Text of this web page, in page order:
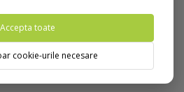
Accepta toate
cookie-urile necesare
tara din care accesati website-ul